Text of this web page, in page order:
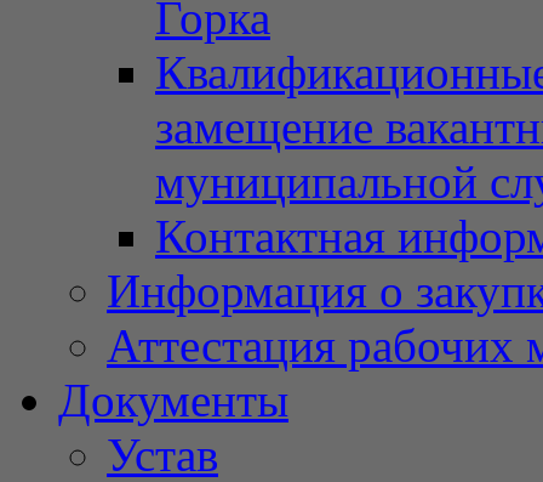
Горка
замещение
муниципальной
Контактная
Информация о
Аттестация рабочих
Документы
Устав